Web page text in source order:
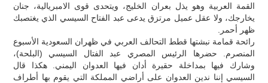
القمة العربية وهو يذل بعران الخليج، ويتحدى قوى الامبريالية، جنان
يخارجك، ولا عقل عميل مرتزق يدعى عبد الفتاح السيسي الذي يغتصبك
ظهر أحمر.
رائحة قمامة نبشتها قطط التحالف العربي في ظهران السعودية الأسبوع
المنصرم. حضرها الرئيس المصري عبد الفتال السيسي (البلحة)،
وشارك فيها بمداخلة حقيرة أدان فيها العدوان اليمني. هكذا قال
السيسي إننا ندين العدوان على أراضي المملكة التي يقوم بها أطراف